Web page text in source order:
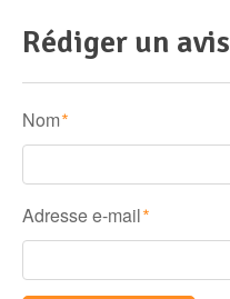
Rédiger un avis
Nom *
Adresse e-mail *